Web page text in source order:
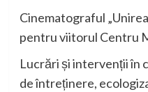
Cinematograful
pentru viitorul Centru
Lucrări și intervenții în
de întreținere,